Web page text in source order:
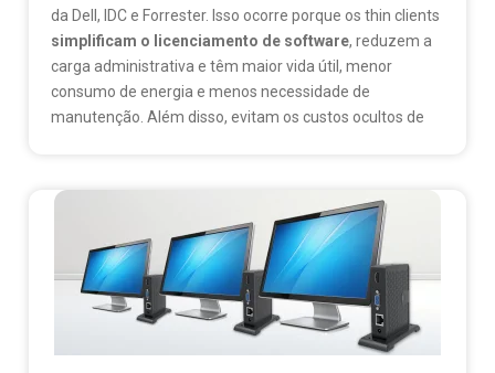
da Dell, IDC e Forrester. Isso ocorre porque os thin clients
simplificam o licenciamento de software, reduzem a
carga administrativa e têm maior vida útil, menor
consumo de energia e menos necessidade de
manutenção. Além disso, evitam os custos ocultos de
gastos em até 30%. Para empresas que pensam no
futuro, o thin client é a escolha mais inteligente e
econômica.
👉Saibamais em:thinclientbrasil.com